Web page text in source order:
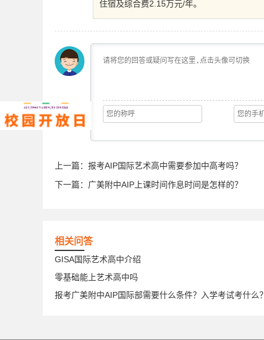
住宿及综合费2.15万元/年。
上一篇： 报考AIP国际艺术高中需要参加中高考吗？
下一篇： 广美附中AIP上课时间作息时间是怎样的？
相关问答
GISA国际艺术高中介绍
零基础能上艺术高中吗
报考广美附中AIP国际部需要什么条件？入学考试考什么？